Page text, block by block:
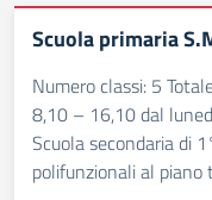
Scuola primaria
Numero classi: 5
8,10 – 16,10 dal
Scuola secondaria di
polifunzionali al piano